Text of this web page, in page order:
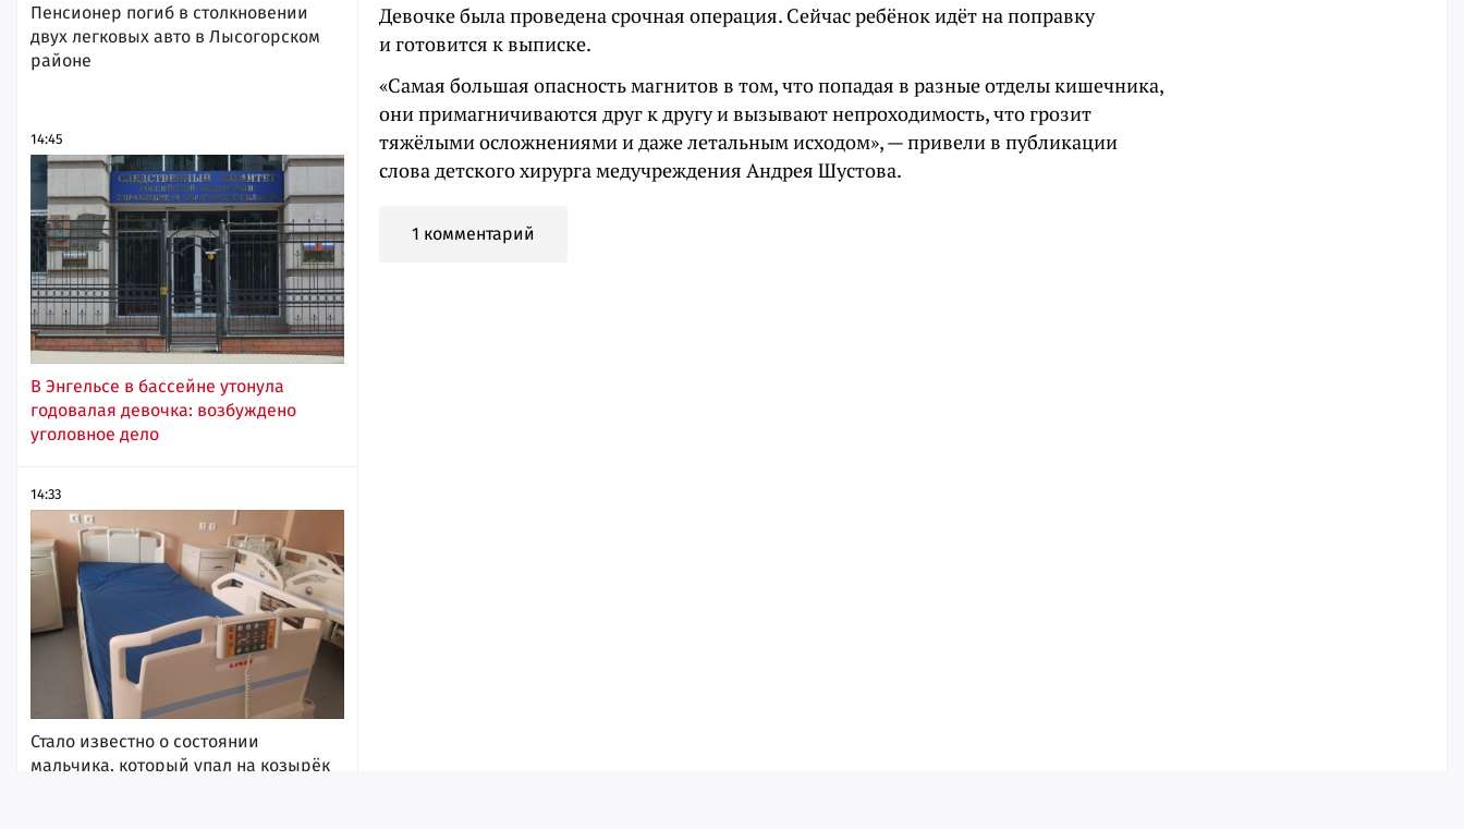
Пенсионер погиб в столкновении
двух легковых авто в Лысогорском
районе
14:45
В Энгельсе в бассейне утонула
годовалая девочка: возбуждено
уголовное дело
14:33
Стало известно о состоянии
мальчика, который упал на козырёк
Девочке была проведена срочная операция. Сейчас ребёнок идёт на поправку
и готовится к выписке.
«Самая большая опасность магнитов в том, что попадая в разные отделы кишечника,
они примагничиваются друг к другу и вызывают непроходимость, что грозит
тяжёлыми осложнениями и даже летальным исходом», — привели в публикации
слова детского хирурга медучреждения Андрея Шустова.
1 комментарий